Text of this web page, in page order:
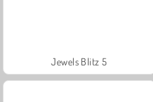
Jewels Blitz 5